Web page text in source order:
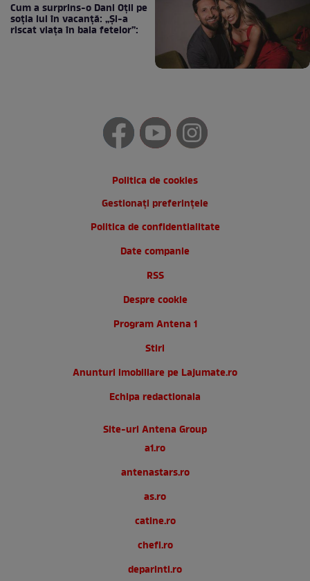
Cum a surprins-o Dani Oțil pe
soția lui în vacanță: „Și-a
riscat viața în baia fetelor”:
Politica de cookies
Gestionați preferințele
Politica de confidentialitate
Date companie
RSS
Despre cookie
Program Antena 1
Stiri
Anunturi imobiliare pe Lajumate.ro
Echipa redactionala
Site-uri Antena Group
a1.ro
antenastars.ro
as.ro
catine.ro
chefi.ro
deparinti.ro